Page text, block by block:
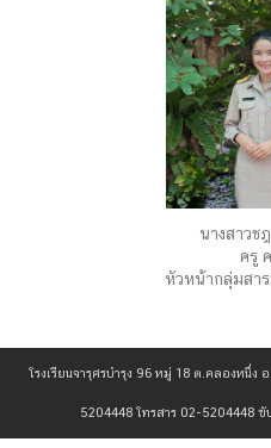
นางสาวช
ครู
หัวหน้ากลุ่มสา
โรงเรียนจารุศรบำรุง 96 หมู่ 18 ต.คลองหนึ่
5204448 โทรสาร 02-5204448 ขั